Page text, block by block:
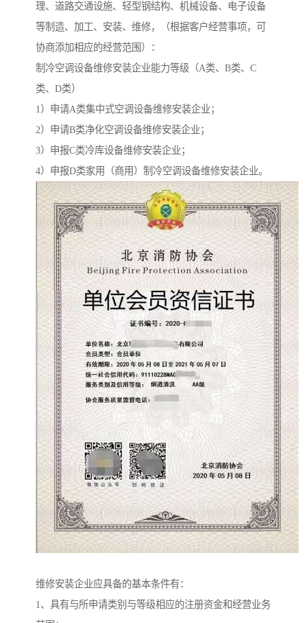
理、道路交通设施、轻型钢结构、机械设备、电子设备
等制造、加工、安装、维修，（根据客户经营事项，可
协商添加相应的经营范围）：
制冷空调设备维修安装企业能力等级（A类、B类、C
类、D类）
1）申请A类集中式空调设备维修安装企业；
2）申请B类净化空调设备维修安装企业；
3）申报C类冷库设备维修安装企业；
4）申报D类家用（商用）制冷空调设备维修安装企业。
维修安装企业应具备的基本条件有：
1、具有与所申请类别与等级相应的注册资金和经营业务